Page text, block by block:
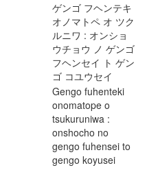
ゲンゴ フヘンテキ
オノマトペ オ ツク
ルニワ : オンショ
ウチョウ ノ ゲンゴ
フヘンセイ ト ゲン
ゴ コユウセイ
Gengo fuhenteki
onomatope o
tsukuruniwa :
onshocho no
gengo fuhensei to
gengo koyusei